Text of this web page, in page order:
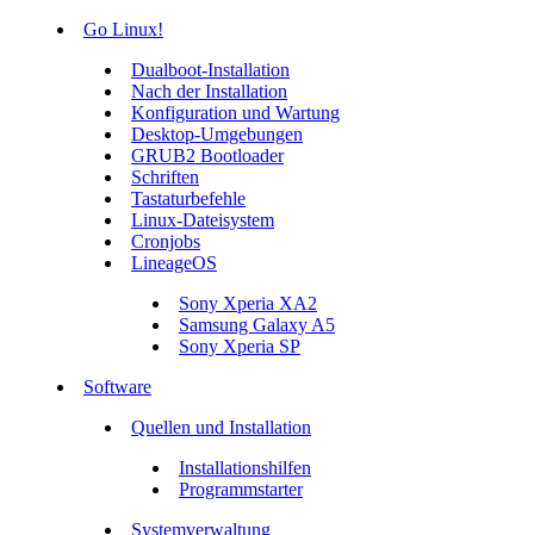
Go Linux!
Dualboot-Installation
Nach der Installation
Konfiguration und Wartung
Desktop-Umgebungen
GRUB2 Bootloader
Schriften
Tastaturbefehle
Linux-Dateisystem
Cronjobs
LineageOS
Sony Xperia XA2
Samsung Galaxy A5
Sony Xperia SP
Software
Quellen und Installation
Installationshilfen
Programmstarter
Systemverwaltung